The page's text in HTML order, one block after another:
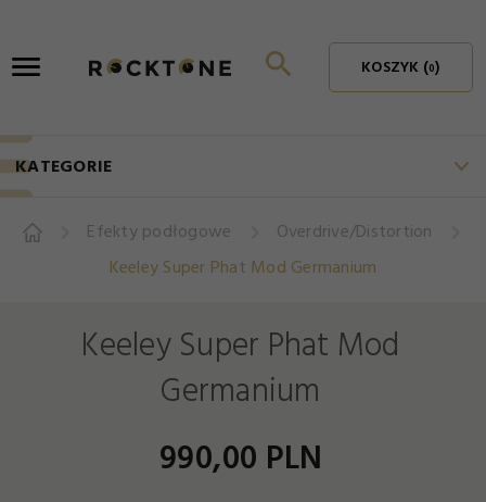
KOSZYK (0)
KATEGORIE
Efekty podłogowe
Overdrive/Distortion
Keeley Super Phat Mod Germanium
Keeley Super Phat Mod
Germanium
990,00 PLN